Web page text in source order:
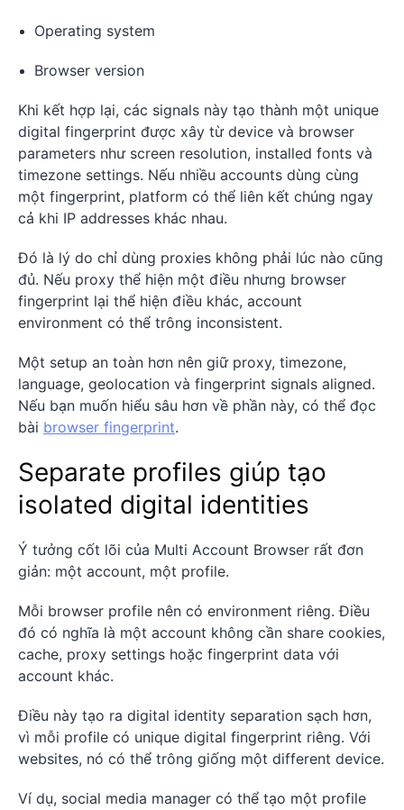
Operating system
Browser version
Khi kết hợp lại, các signals này tạo thành một unique
digital fingerprint được xây từ device và browser
parameters như screen resolution, installed fonts và
timezone settings. Nếu nhiều accounts dùng cùng
một fingerprint, platform có thể liên kết chúng ngay
cả khi IP addresses khác nhau.
Đó là lý do chỉ dùng proxies không phải lúc nào cũng
đủ. Nếu proxy thể hiện một điều nhưng browser
fingerprint lại thể hiện điều khác, account
environment có thể trông inconsistent.
Một setup an toàn hơn nên giữ proxy, timezone,
language, geolocation và fingerprint signals aligned.
Nếu bạn muốn hiểu sâu hơn về phần này, có thể đọc
bài browser fingerprint.
Separate profiles giúp tạo
isolated digital identities
Ý tưởng cốt lõi của Multi Account Browser rất đơn
giản: một account, một profile.
Mỗi browser profile nên có environment riêng. Điều
đó có nghĩa là một account không cần share cookies,
cache, proxy settings hoặc fingerprint data với
account khác.
Điều này tạo ra digital identity separation sạch hơn,
vì mỗi profile có unique digital fingerprint riêng. Với
websites, nó có thể trông giống một different device.
Ví dụ, social media manager có thể tạo một profile